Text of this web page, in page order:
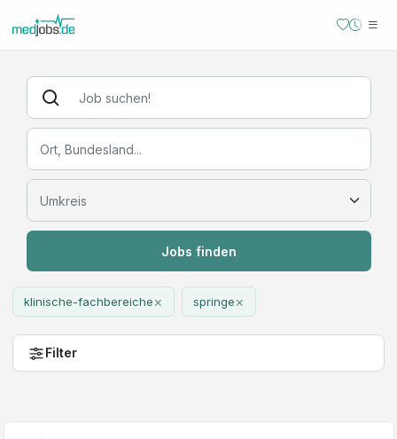
Jobs finden
klinische-fachbereiche× springe×
Filter